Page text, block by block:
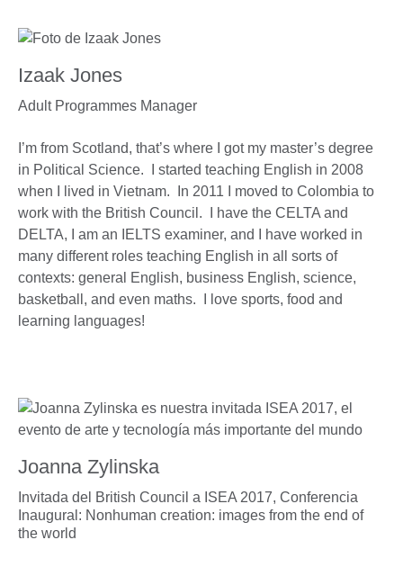
Izaak Jones
Adult Programmes Manager
I’m from Scotland, that’s where I got my master’s degree
in Political Science. I started teaching English in 2008
when I lived in Vietnam. In 2011 I moved to Colombia to
work with the British Council. I have the CELTA and
DELTA, I am an IELTS examiner, and I have worked in
many different roles teaching English in all sorts of
contexts: general English, business English, science,
basketball, and even maths. I love sports, food and
learning languages!
Joanna Zylinska
Invitada del British Council a ISEA 2017, Conferencia
Inaugural: Nonhuman creation: images from the end of
the world